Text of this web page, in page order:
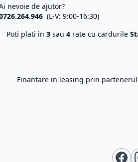
nevoie de ajutor?
(L-V: 9:00-16:30)
Poti plati in 3 sau 4 rate cu cardurile
Finantare in leasing prin